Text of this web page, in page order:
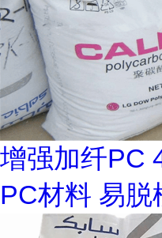
增强加纤PC
PC材料 易脱